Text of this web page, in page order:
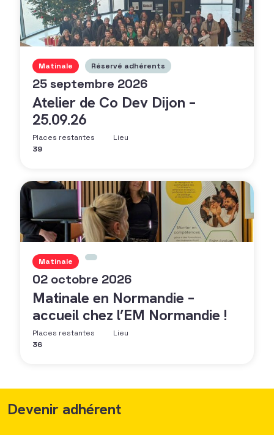
Matinale Réservé adhérents
25 septembre 2026
Atelier de Co Dev Dijon –
25.09.26
Places restantes
39
Lieu
Matinale
02 octobre 2026
Matinale en Normandie –
accueil chez l’EM Normandie !
Places restantes
36
Lieu
Devenir adhérent